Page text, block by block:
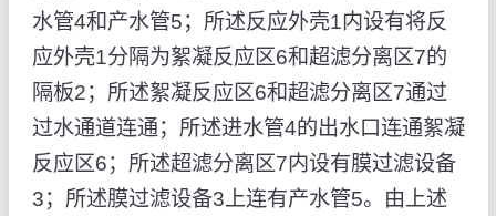
水管4和产水管5；所述反应外壳1内设有将反
应外壳1分隔为絮凝反应区6和超滤分离区7的
隔板2；所述絮凝反应区6和超滤分离区7通过
过水通道连通；所述进水管4的出水口连通絮凝
反应区6；所述超滤分离区7内设有膜过滤设备
3；所述膜过滤设备3上连有产水管5。由上述